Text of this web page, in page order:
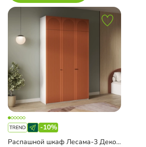
-10%
Распашной шкаф Лесама-3 Декор 1 с антресолью